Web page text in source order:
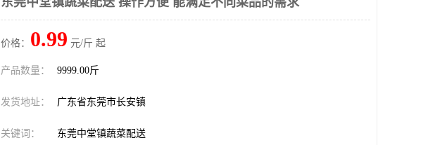
价格： 0.99 元/斤 起
产品数量： 9999.00斤
发货地址： 广东省东莞市长安镇
关键词： 东莞中堂镇蔬菜配送